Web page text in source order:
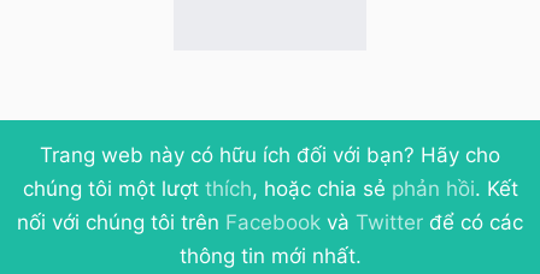
Trang web này có hữu ích đối với bạn? Hãy cho
chúng tôi một lượt thích, hoặc chia sẻ phản hồi. Kết
nối với chúng tôi trên Facebook và Twitter để có các
thông tin mới nhất.